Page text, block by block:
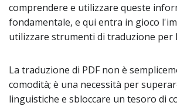
comprendere e utilizzare queste
fondamentale, e qui entra in gioco
utilizzare strumenti di traduzione per
La traduzione di PDF non è
comodità; è una necessità per
linguistiche e sbloccare un tesoro di